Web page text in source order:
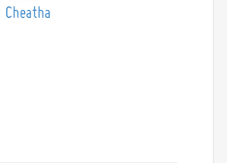
Cheatha